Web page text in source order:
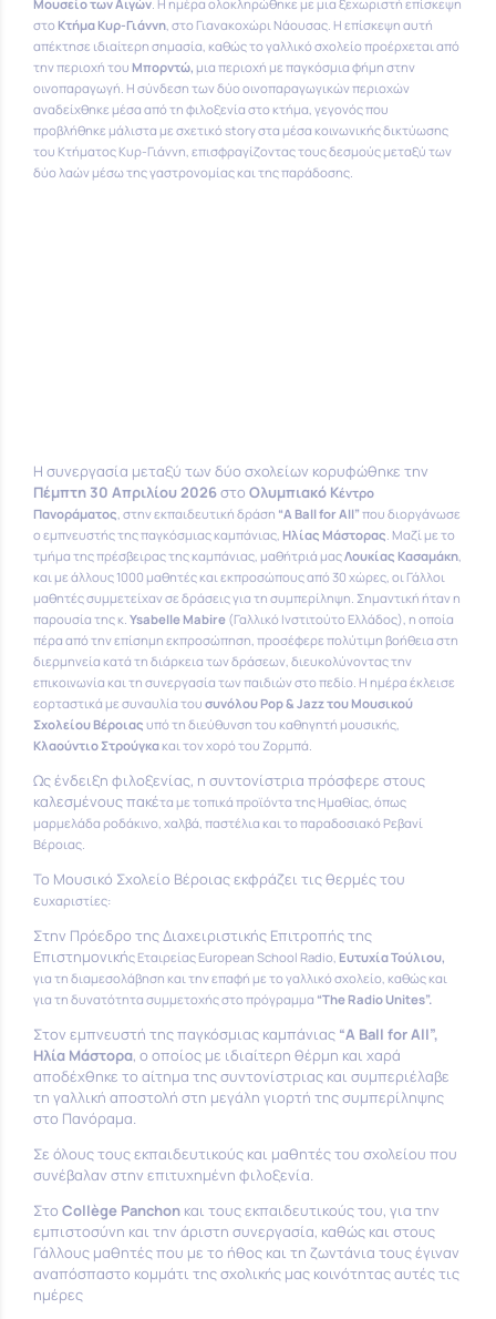
Μουσείο των Αιγών . Η ημέρα ολοκληρώθηκε με μια ξεχωριστή επίσκεψη
στο Κτήμα Κυρ-Γιάννη , στο Γιανακοχώρι Νάουσας . Η επίσκεψη αυτή
απέκτησε ιδιαίτερη σημασία, καθώς το γαλλικό σχολείο προέρχεται από
την περιοχή του Μπορντώ, μια περιοχή με παγκόσμια φήμη στην
οινοπαραγωγή . Η σύνδεση των δύο οινοπαραγωγικών περιοχών
αναδείχθηκε μέσα από τη φιλοξενία στο κτήμα, γεγονός που
προβλήθηκε μάλιστα με σχετικό story στα μέσα κοινωνικής δικτύωσης
του Κτήματος Κυρ-Γιάννη, επισφραγίζοντας τους δεσμούς μεταξύ των
δύο λαών μέσω της γαστρονομίας και της παράδοσης
Η συνεργασία μεταξύ των δύο σχολείων κορυφώθηκε την
Πέμπτη 30 Απριλίου 2026στο Ολυμπιακό Κέντρο
Πανοράματος, στην εκπαιδευτική δράση “A Ball for All” που διοργάνωσε
ο εμπνευστής της παγκόσμιας καμπάνιας, Ηλίας Μάστορας. Μαζί με το
τμήμα της πρέσβειρας της καμπάνιας, μαθήτριά μαςΛουκίας Κασαμάκη,
και με άλλους 1000 μαθητές και εκπροσώπους από 30 χώρες, οι Γάλλοι
μαθητές συμμετείχαν σε δράσεις για τη συμπερίληψη. Σημαντική ήταν η
παρουσία της κ. Ysabelle Mabire (Γαλλικό Ινστιτούτο Ελλάδος), η οποία
πέρα από την επίσημη εκπροσώπηση, προσέφερε πολύτιμη βοήθεια στη
διερμηνεία κατά τη διάρκεια των δράσεων, διευκολύνοντας την
επικοινωνία και τη συνεργασία των παιδιών στο πεδίο. Η ημέρα έκλεισε
εορταστικά με συναυλία του συνόλου Pop& Jazz του Μουσικού
Σχολείου Βέροιας υπό τη διεύθυνση του καθηγητή μουσικής,
Κλαούντιο Στρούγκα και τον χορό του Ζορμπά.
Ως ένδειξη φιλοξενίας, η συντονίστρια πρόσφερε στους
καλεσμένους πακέτα με τοπικά προϊόντα της Ημαθίας, όπως
μαρμελάδα ροδάκινο, χαλβά, παστέλια και το παραδοσιακό Ρεβανί
Βέροιας.
Το Μουσικό Σχολείο Βέροιας εκφράζει τις θερμές του
ευχαριστίες:
Στην Πρόεδρο της Διαχειριστικής Επιτροπής της
Επιστημονικής Εταιρείας European School Radio, Ευτυχία Τούλιου,
για τη διαμεσολάβηση και την επαφή με το γαλλικό σχολείο, καθώς και
για τη δυνατότητα συμμετοχής στο πρόγραμμα “The Radio Unites”.
Στον εμπνευστή της παγκόσμιας καμπάνιας “A Ball for All”,
Ηλία Μάστορα, ο οποίος με ιδιαίτερη θέρμη και χαρά
αποδέχθηκε το αίτημα της συντονίστριας και συμπεριέλαβε
τη γαλλική αποστολή στη μεγάλη γιορτή της συμπερίληψης
στο Πανόραμα.
Σε όλους τους εκπαιδευτικούς και μαθητές του σχολείου που
συνέβαλαν στην επιτυχημένη φιλοξενία.
Στο Collège Panchon και τους εκπαιδευτικούς του, για την
εμπιστοσύνη και την άριστη συνεργασία, καθώς και στους
Γάλλους μαθητές που με το ήθος και τη ζωντάνια τους έγιναν
αναπόσπαστο κομμάτι της σχολικής μας κοινότητας αυτές τις
ημέρες